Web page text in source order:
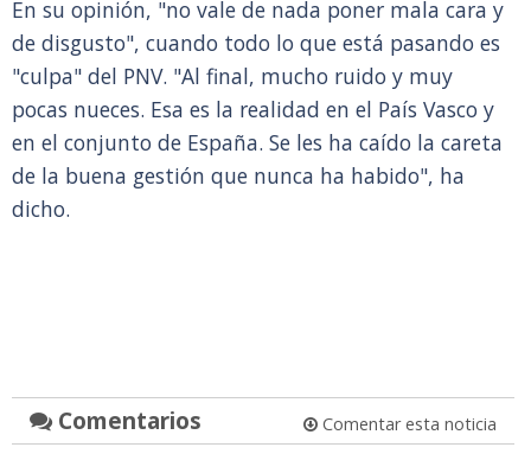
En su opinión, "no vale de nada poner mala cara y
de disgusto", cuando todo lo que está pasando es
"culpa" del PNV. "Al final, mucho ruido y muy
pocas nueces. Esa es la realidad en el País Vasco y
en el conjunto de España. Se les ha caído la careta
de la buena gestión que nunca ha habido", ha
dicho.
Comentarios Comentar esta noticia